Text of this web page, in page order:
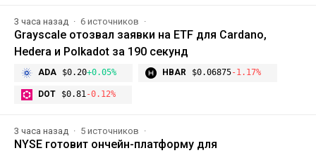
3 часа назад 6 источников
Grayscale отозвал заявки на ETF для Cardano,
Hedera и Polkadot за 190 секунд
ADA $0.20+0.05% HBAR $0.06875-1.17%
DOT $0.81 -0.12%
3 часа назад 5 источников
NYSE готовит ончейн-платформу для